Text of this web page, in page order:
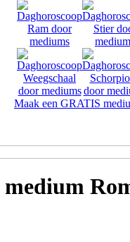
Maak een GRATIS
medium